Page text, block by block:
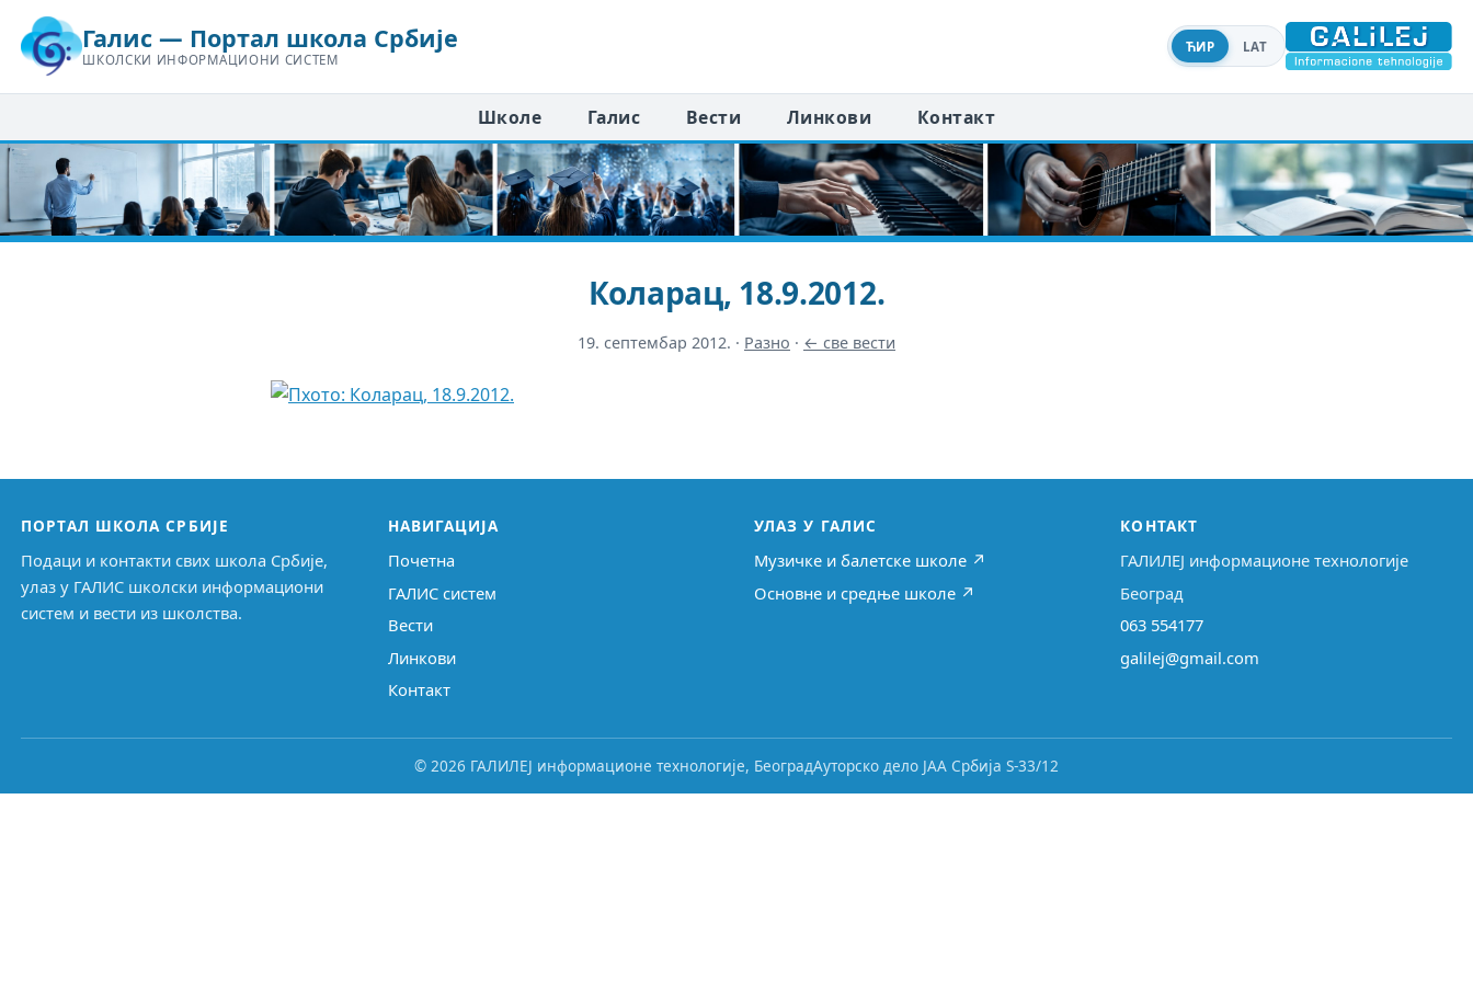
Галис — Портал школа Србије
ШКОЛСКИ ИНФОРМАЦИОНИ СИСТЕМ
ЋИР LAT
Школе Галис Вести Линкови Контакт
Коларац, 18.9.2012.
19. септембар 2012. · Разно · ← све вести
ПОРТАЛ ШКОЛА СРБИЈЕ
Подаци и контакти свих школа Србије,
улаз у ГАЛИС школски информациони
систем и вести из школства.
НАВИГАЦИЈА
Почетна
ГАЛИС систем
Вести
Линкови
Контакт
УЛАЗ У ГАЛИС
Музичке и балетске школе ↗
Основне и средње школе ↗
КОНТАКТ
ГАЛИЛЕЈ информационе технологије
Београд
063 554177
galilej@gmail.com
© 2026 ГАЛИЛЕЈ информационе технологије, БеоградАуторско дело ЈАА Србија S-33/12